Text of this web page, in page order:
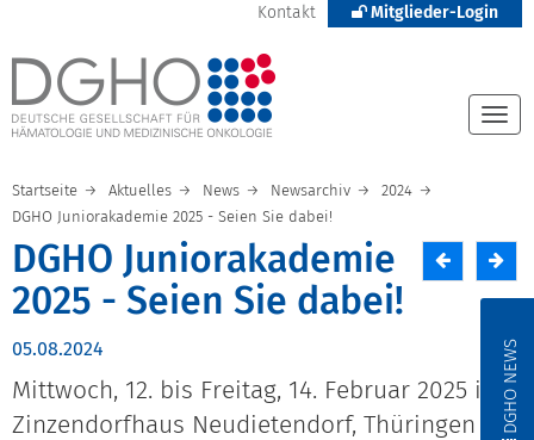
Kontakt Mitglieder-Login
DGHO NEWS
Startseite Aktuelles News Newsarchiv
2024
DGHO Juniorakademie 2025 - Seien Sie dabei!
DGHO Juniorakademie
2025 - Seien Sie dabei!
05.08.2024
Mittwoch, 12. bis Freitag, 14. Februar 2025 im
Zinzendorfhaus Neudietendorf, Thüringen